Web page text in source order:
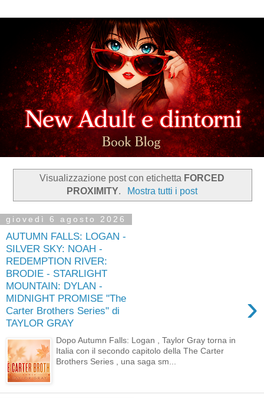
Visualizzazione post con etichetta FORCED
PROXIMITY. Mostra tutti i post
giovedì 6 agosto 2026
AUTUMN FALLS: LOGAN -
SILVER SKY: NOAH -
REDEMPTION RIVER:
BRODIE - STARLIGHT
MOUNTAIN: DYLAN -
MIDNIGHT PROMISE "The
Carter Brothers Series" di
TAYLOR GRAY
›
Dopo Autumn Falls: Logan , Taylor Gray torna in
Italia con il secondo capitolo della The Carter
Brothers Series , una saga sm...